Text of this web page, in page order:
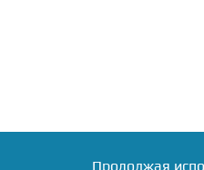
Продолжая